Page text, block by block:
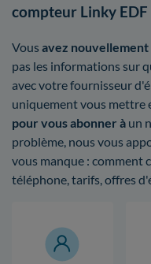
compteur Linky
Vous avez nouvellement
pas les informations sur
avec votre fournisseur
uniquement vous mettre
pour vous abonner à un
problème, nous vous
vous manque : comment
téléphone, tarifs, offres